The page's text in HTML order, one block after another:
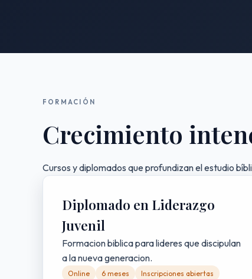
FORMACIÓN
Crecimiento
Cursos y diplomados que profundizan el estudio
Diplomado en Liderazgo
Juvenil
Formacion biblica para lideres que discipulan
a la nueva generacion.
Online 6 meses Inscripciones abiertas